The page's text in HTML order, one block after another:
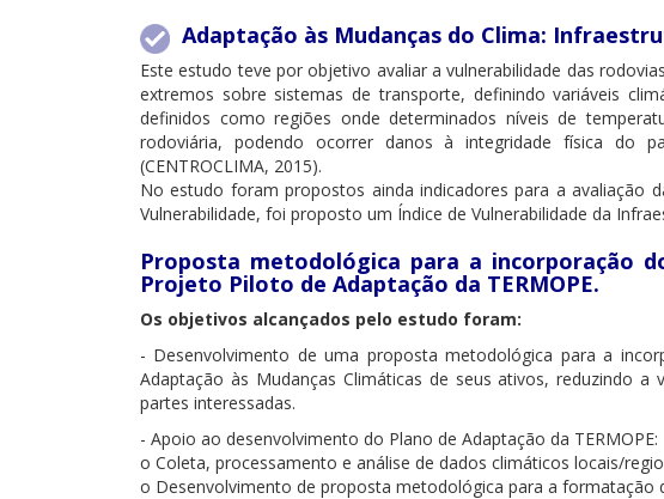
Adaptação às Mudanças do Clima:
Este estudo teve por objetivo avaliar a vulnerabilidade das
extremos sobre sistemas de transporte, definindo variáveis
definidos como regiões onde determinados níveis de
rodoviária, podendo ocorrer danos à integridade física do
(CENTROCLIMA, 2015).
No estudo foram propostos ainda indicadores para a avaliação
Vulnerabilidade, foi proposto um Índice de Vulnerabilidade da
Proposta metodológica para a incorporação
Projeto Piloto de Adaptação da TERMOPE.
Os objetivos alcançados pelo estudo foram:
- Desenvolvimento de uma proposta metodológica para a
Adaptação às Mudanças Climáticas de seus ativos, reduzindo
partes interessadas.
- Apoio ao desenvolvimento do Plano de Adaptação da TERMOPE:
o Coleta, processamento e análise de dados climáticos locais/
o Desenvolvimento de proposta metodológica para a formatação